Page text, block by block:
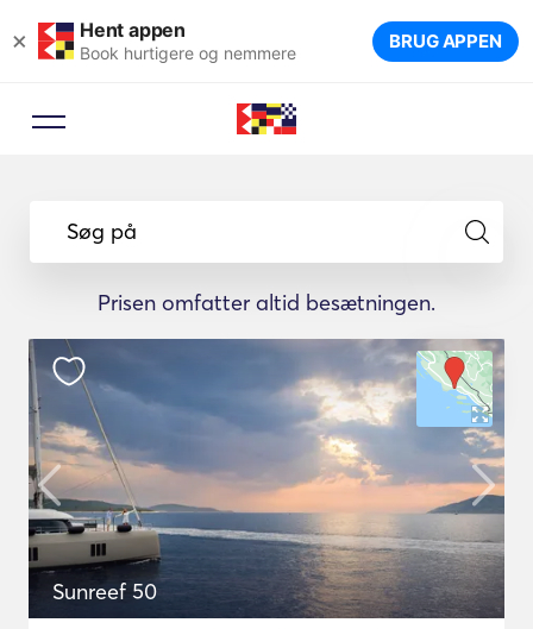
× Hent appen
Book hurtigere og nemmere BRUG APPEN
Søg på
Prisen omfatter altid besætningen.
Sunreef 50